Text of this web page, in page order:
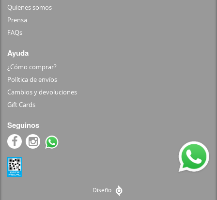
Quienes somos
Prensa
FAQs
Ayuda
¿Cómo comprar?
Política de envíos
Cambios y devoluciones
Gift Cards
Seguinos
Diseño